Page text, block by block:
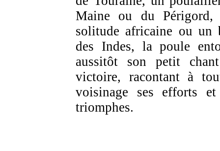
Maine ou du Périgord,
solitude africaine ou un
des Indes, la poule
aussitôt son petit
victoire, racontant à
voisinage ses efforts et
triomphes.